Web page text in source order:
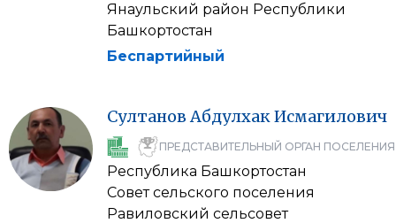
Янаульский район Республики
Башкортостан
Беспартийный
Султанов АбдулхакИсмагилович
ПРЕДСТАВИТЕЛЬНЫЙ ОРГАН ПОСЕЛЕНИЯ
Республика Башкортостан
Совет сельского поселения
Равиловский сельсовет